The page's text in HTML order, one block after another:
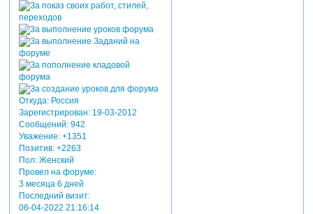
Откуда:Россия
Зарегистрирован: 19-03-2012
Сообщений:942
Уважение: +1351
Позитив: +2263
Пол:Женский
Провел на форуме:
3 месяца 6 дней
Последний визит:
06-04-2022 21:16:14